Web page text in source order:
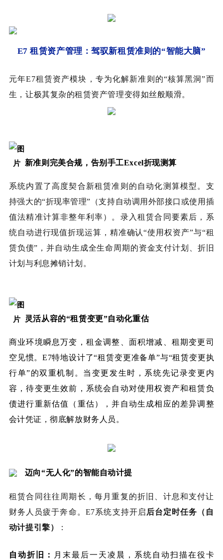
E7 租赁资产管理：驾驭新租赁准则的“智能大脑”
元年E7租赁资产模块，专为化解新准则的“核算黑洞”而
生，让极其复杂的租赁资产管理变得如丝般顺滑。
新准则完美合规，告别手工Excel折现测算
系统内置了高度契合新租赁准则的自动化测算模型。支
持强大的“折现率管理”（支持自动调用外部接口或使用插
值法精准计算非整年利率）。录入租赁合同要素后，系
统自动进行现值折现运算，精准确认“使用权资产”与“租
赁负债”，并自动生成全生命周期的资金支付计划、折旧
计划与利息摊销计划。
灵活从容的“租赁变更”自动化重估
商业环境瞬息万变，租金调整、面积增减、租期变更司
空见惯。E7特地设计了“租赁变更准备单”与“租赁变更执
行单”的双重机制。当变更发生时，系统先记录变更内
容，待变更生效前，系统会自动对使用权资产和租赁负
债进行重新估值（重估），并自动生成相应的差异调整
会计凭证，彻底解放财务人员。
迈向“无人化”的智能自动计提
租赁合同往往周期长，每月重复的折旧、计息和支付让
财务人员疲于奔命。E7系统支持开启 后台定时任务（自
动计提引擎）
：
自动折旧 ： 月末最后一天凌晨，系统自动扫描在役卡